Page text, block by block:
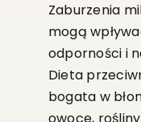
Zaburzenia
mogą
odporności i
Dieta
bogata w